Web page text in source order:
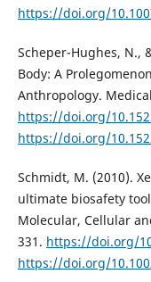
https://doi.org/
Scheper-Hughes, N.,
Body: A
Anthropology.
https://doi.org/
https://doi.org/
Schmidt, M. (2010).
ultimate biosafety
Molecular, Cellular
331. https://doi.org/
https://doi.org/